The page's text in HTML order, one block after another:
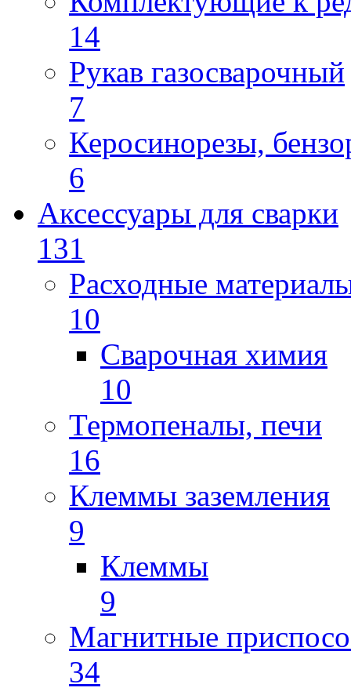
14
Рукав газосварочный
7
Керосинорезы,
6
Аксессуары для сварки
131
Расходные
10
Сварочная химия
10
Термопеналы, печи
16
Клеммы заземления
9
Клеммы
9
Магнитные
34